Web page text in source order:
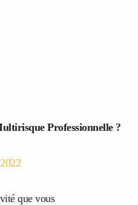
Professionnelle ?
que vous